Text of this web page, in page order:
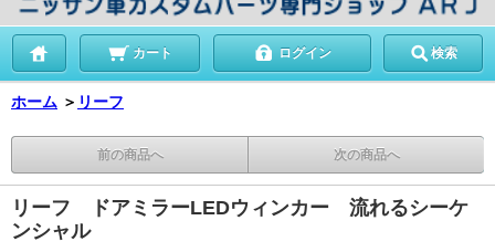
カート ログイン 検索
ホーム ＞ リーフ
前の商品へ 次の商品へ
リーフ ドアミラーLEDウィンカー 流れるシーケ
ンシャル